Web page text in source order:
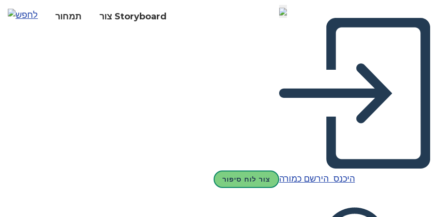
תמחור צור Storyboard
צור לוח סיפור היכנס הירשם כמורה